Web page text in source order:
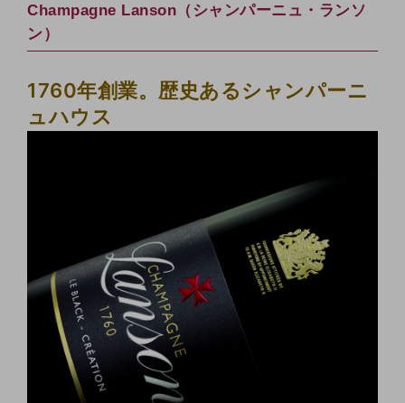
Champagne Lanson（シャンパーニュ・ランソ
ン）
1760年創業。歴史あるシャンパーニ
ュハウス